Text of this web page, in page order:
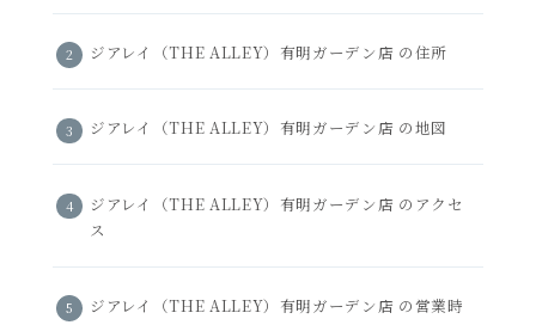
ジアレイ（THE ALLEY）有明ガーデン店 の住所
ジアレイ（THE ALLEY）有明ガーデン店 の地図
ジアレイ（THE ALLEY）有明ガーデン店 のアクセ
ス
ジアレイ（THE ALLEY）有明ガーデン店 の営業時